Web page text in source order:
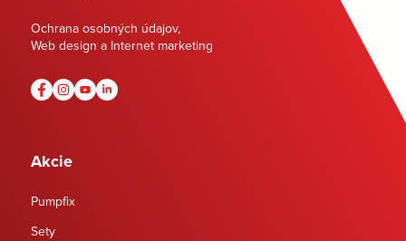
Ochrana osobných údajov,
Web design a Internet marketing
Akcie
Pumpfix
Sety